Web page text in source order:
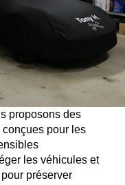
proposons des
conçues pour les
les véhicules et
préserver